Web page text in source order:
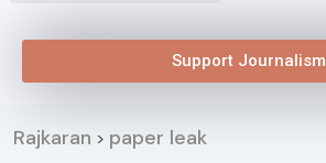
Support Journalism
Rajkaran > paper leak